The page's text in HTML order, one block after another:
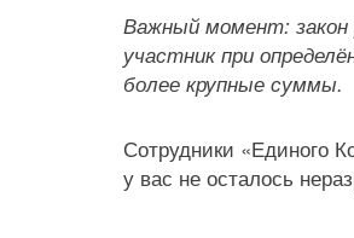
Важный момент: закон
участник при
более крупные суммы.
Сотрудники «Единого
у вас не осталось